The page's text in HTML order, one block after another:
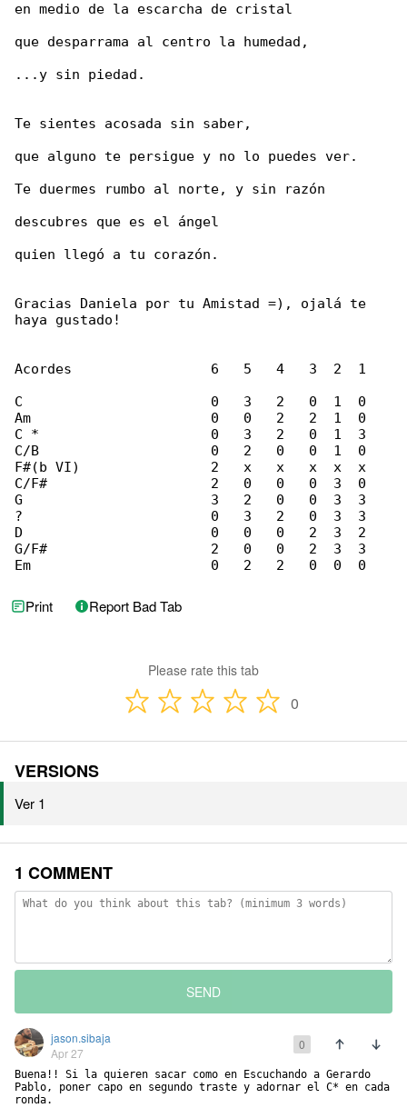
en medio de la escarcha de cristal
que desparrama al centro la humedad,
...y sin piedad.
Te sientes acosada sin saber,
que alguno te persigue y no lo puedes ver.
Te duermes rumbo al norte, y sin razón
descubres que es el ángel
quien llegó a tu corazón.
Gracias Daniela por tu Amistad =), ojalá te
haya gustado!
Acordes                 6   5   4   3  2  1
C                       0   3   2   0  1  0
Am                      0   0   2   2  1  0
C *                     0   3   2   0  1  3
C/B                     0   2   0   0  1  0
F#(b VI)                2   x   x   x  x  x
C/F#                    2   0   0   0  3  0
G                       3   2   0   0  3  3
?                       0   3   2   0  3  3
D                       0   0   0   2  3  2
G/F#                    2   0   0   2  3  3
Em                      0   2   2   0  0  0
Print Report Bad Tab
Please rate this tab
0
VERSIONS
Ver 1
1 COMMENT
SEND
jason.sibaja
Apr 27
0
Buena!! Si la quieren sacar como en Escuchando a Gerardo
Pablo, poner capo en segundo traste y adornar el C* en cada
ronda.